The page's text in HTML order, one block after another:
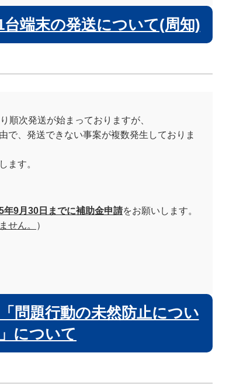
端末の発送について(周知)
順次発送が始まっておりますが、
で、発送できない事案が複数発生しておりま
ます。
年9月30日までに補助金申請をお願いします。
せん。 ）
問題行動の未然防止につい
について